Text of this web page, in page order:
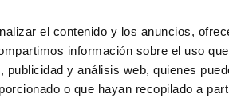
el contenido y los anuncios,
información sobre el uso
y análisis web, quienes
o que hayan recopilado a
de compra Privacidad y